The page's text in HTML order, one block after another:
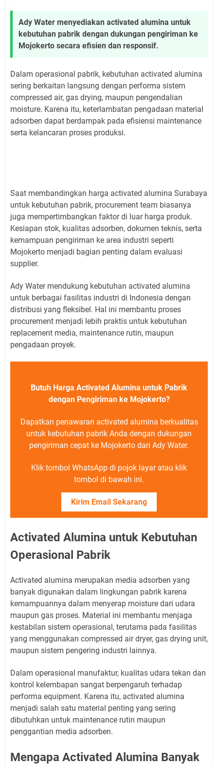
Ady Water menyediakan activated alumina untuk
kebutuhan pabrik dengan dukungan pengiriman ke
Mojokerto secara efisien dan responsif.
Dalam operasional pabrik, kebutuhan activated alumina
sering berkaitan langsung dengan performa sistem
compressed air, gas drying, maupun pengendalian
moisture. Karena itu, keterlambatan pengadaan material
adsorben dapat berdampak pada efisiensi maintenance
serta kelancaran proses produksi.
Saat membandingkan harga activated alumina Surabaya
untuk kebutuhan pabrik, procurement team biasanya
juga mempertimbangkan faktor di luar harga produk.
Kesiapan stok, kualitas adsorben, dokumen teknis, serta
kemampuan pengiriman ke area industri seperti
Mojokerto menjadi bagian penting dalam evaluasi
supplier.
Ady Water mendukung kebutuhan activated alumina
untuk berbagai fasilitas industri di Indonesia dengan
distribusi yang fleksibel. Hal ini membantu proses
procurement menjadi lebih praktis untuk kebutuhan
replacement media, maintenance rutin, maupun
pengadaan proyek.
Butuh Harga Activated Alumina untuk Pabrik
dengan Pengiriman ke Mojokerto?
Dapatkan penawaran activated alumina berkualitas
untuk kebutuhan pabrik Anda dengan dukungan
pengiriman cepat ke Mojokerto dari Ady Water.
Klik tombol WhatsApp di pojok layar atau klik
tombol di bawah ini.
Kirim Email Sekarang
Activated Alumina untuk Kebutuhan
Operasional Pabrik
Activated alumina merupakan media adsorben yang
banyak digunakan dalam lingkungan pabrik karena
kemampuannya dalam menyerap moisture dari udara
maupun gas proses. Material ini membantu menjaga
kestabilan sistem operasional, terutama pada fasilitas
yang menggunakan compressed air dryer, gas drying unit,
maupun sistem pengering industri lainnya.
Dalam operasional manufaktur, kualitas udara tekan dan
kontrol kelembapan sangat berpengaruh terhadap
performa equipment. Karena itu, activated alumina
menjadi salah satu material penting yang sering
dibutuhkan untuk maintenance rutin maupun
penggantian media adsorben.
Mengapa Activated Alumina Banyak